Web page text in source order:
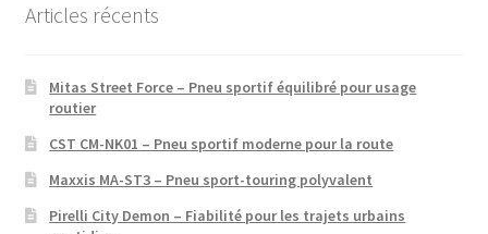
Articles récents
Mitas Street Force – Pneu sportif équilibré pour usage
routier
CST CM-NK01 – Pneu sportif moderne pour la route
Maxxis MA-ST3 – Pneu sport-touring polyvalent
Pirelli City Demon – Fiabilité pour les trajets urbains